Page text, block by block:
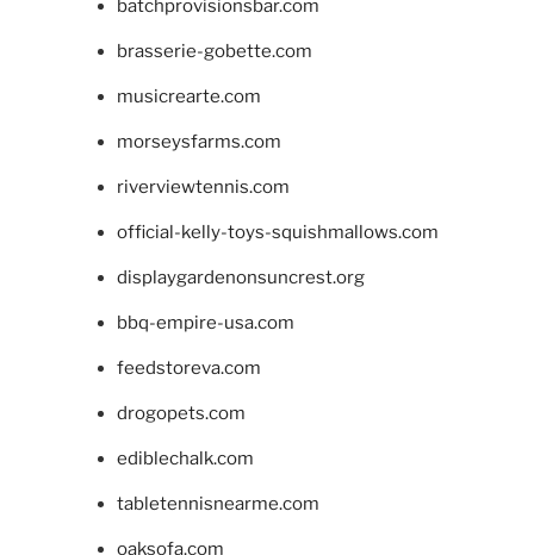
batchprovisionsbar.com
brasserie-gobette.com
musicrearte.com
morseysfarms.com
riverviewtennis.com
official-kelly-toys-squishmallows.com
displaygardenonsuncrest.org
bbq-empire-usa.com
feedstoreva.com
drogopets.com
ediblechalk.com
tabletennisnearme.com
oaksofa.com